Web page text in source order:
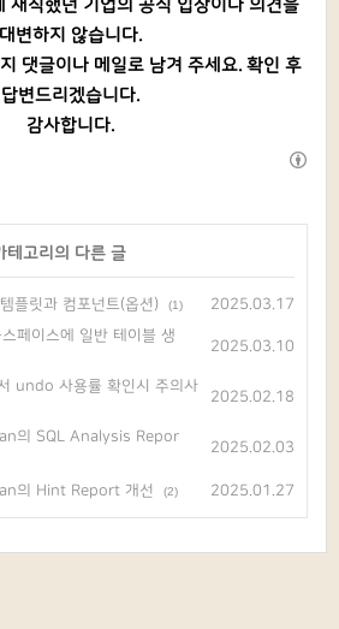
재직했던 기업의 공식 입장이나 의견을
대변하지 않습니다.
댓글이나 메일로 남겨 주세요. 확인 후
답변드리겠습니다.
감사합니다.
테고리의 다른 글
플릿과 컴포넌트(옵션) (1)
2025.03.17
페이스에 일반 테이블 생
2025.03.10
undo 사용률 확인시 주의사
2025.02.18
의 SQL Analysis Repor
2025.02.03
의 Hint Report 개선 (2) 2025.01.27